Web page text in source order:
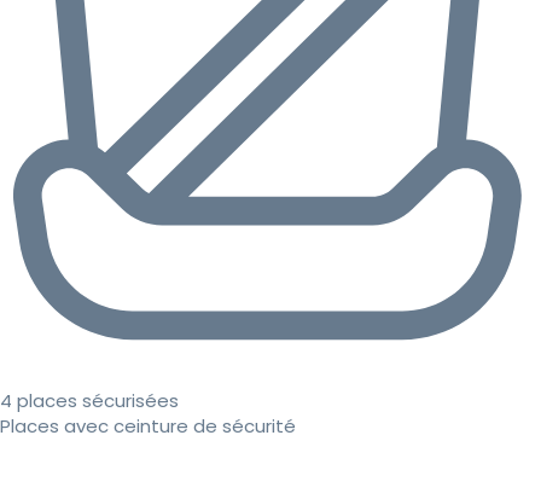
4 places sécurisées
Places avec ceinture de sécurité